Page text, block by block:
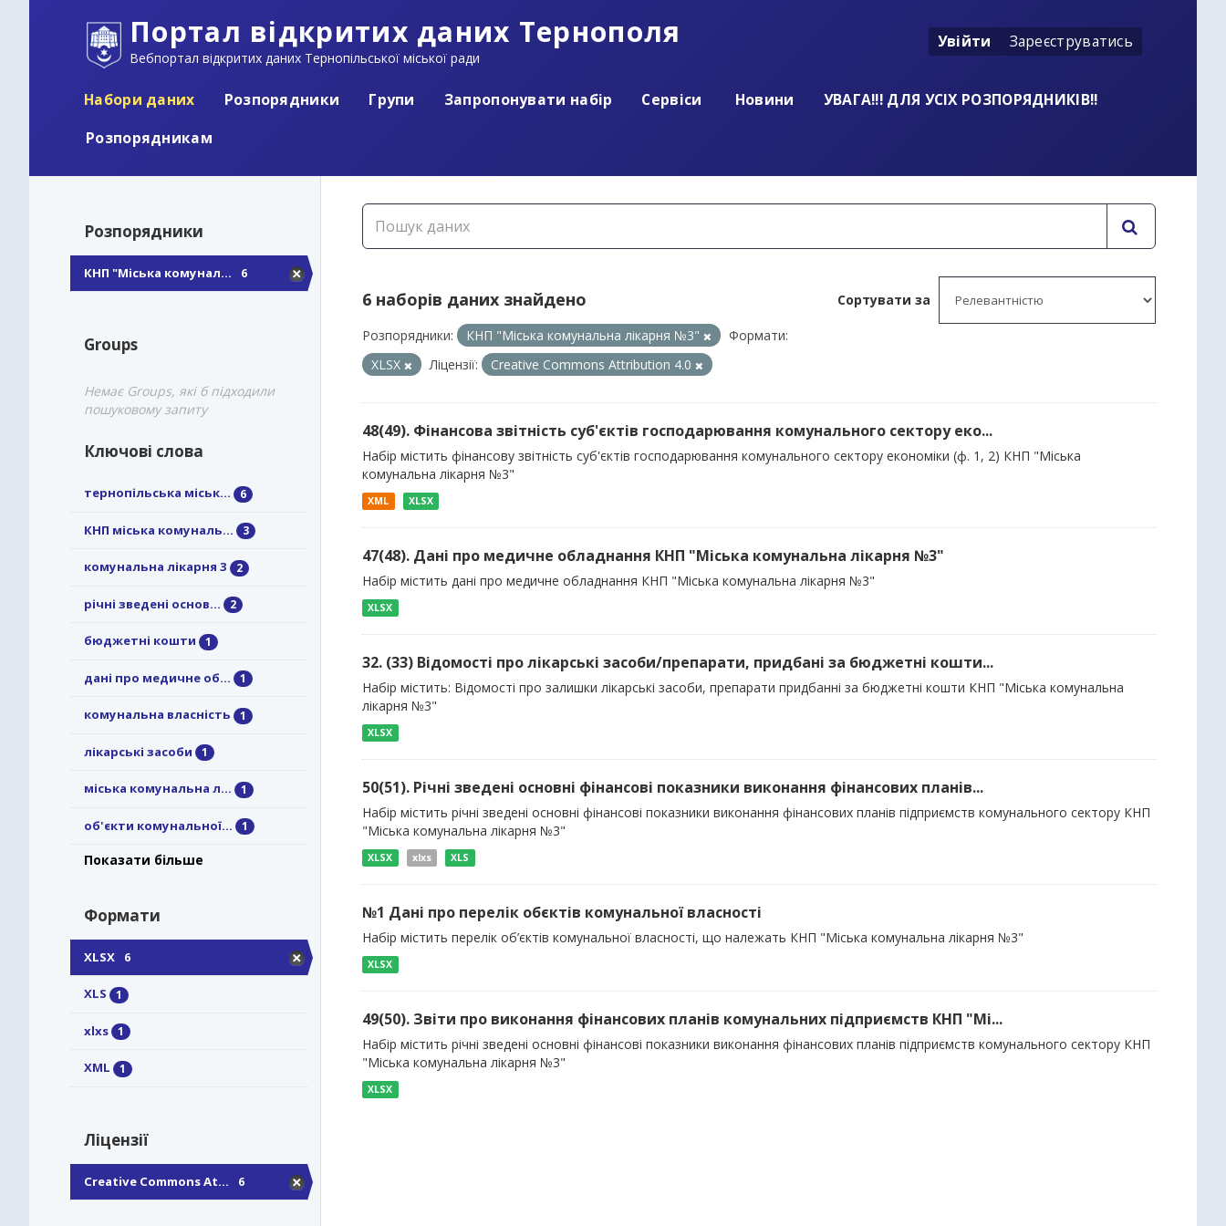
Портал відкритих даних Тернополя
Вебпортал відкритих даних Тернопільської міської ради
Увійти Зареєструватись
Набори даних Розпорядники Групи Запропонувати набір Сервіси Новини
УВАГА!!! ДЛЯ УСІХ РОЗПОРЯДНИКІВ!!
Розпорядникам
Розпорядники
КНП "Міська комунал... 6
Groups
Немає Groups, які б підходили
пошуковому запиту
Ключові слова
тернопільська міськ... 6
КНП міська комуналь... 3
комунальна лікарня 3 2
річні зведені основ... 2
бюджетні кошти 1
дані про медичне об... 1
комунальна власність 1
лікарські засоби 1
міська комунальна л... 1
об'єкти комунальної... 1
Показати більше
Формати
XLSX 6
XLS 1
xlxs 1
XML 1
Ліцензії
Creative Commons At... 6
Сортувати за
6 наборів даних знайдено
Розпорядники: КНП "Міська комунальна лікарня №3"
Формати:
XLSX
Ліцензії: Creative Commons Attribution 4.0
48(49). Фінансова звітність суб'єктів господарювання комунального сектору еко...
Набір містить фінансову звітність суб'єктів господарювання комунального сектору економіки (ф. 1, 2) КНП "Міська
комунальна лікарня №3"
XML XLSX
47(48). Дані про медичне обладнання КНП "Міська комунальна лікарня №3"
Набір містить дані про медичне обладнання КНП "Міська комунальна лікарня №3"
XLSX
32. (33) Відомості про лікарські засоби/препарати, придбані за бюджетні кошти...
Набір містить: Відомості про залишки лікарські засоби, препарати придбанні за бюджетні кошти КНП "Міська комунальна
лікарня №3"
XLSX
50(51). Річні зведені основні фінансові показники виконання фінансових планів...
Набір містить річні зведені основні фінансові показники виконання фінансових планів підприємств комунального сектору КНП
"Міська комунальна лікарня №3"
XLSX xlxs XLS
№1 Дані про перелік обєктів комунальної власності
Набір містить перелік об’єктів комунальної власності, що належать КНП "Міська комунальна лікарня №3"
XLSX
49(50). Звіти про виконання фінансових планів комунальних підприємств КНП "Мі...
Набір містить річні зведені основні фінансові показники виконання фінансових планів підприємств комунального сектору КНП
"Міська комунальна лікарня №3"
XLSX